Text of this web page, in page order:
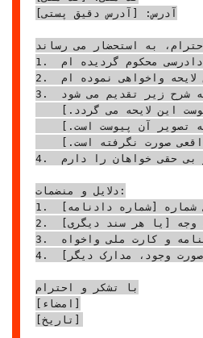
آدرس: [آدرس دقیق پستی]
به استحضار می رساند:
1.  اینجانب [نام واخواه]، خوانده پرونده به شماره [شماره پرونده]، مورخ [تاریخ صدور]، توسط این شعبه محترم به پرداخت [مبلغ وجه چک] بابت [موضوع دعوا، مثلاً مطالبه وجه چک شماره ...] و خسارات دادرسی محکوم گردیده ام.
2.  با عنایت به اینکه ابلاغ اوراق قضایی به اینجانب، ابلاغ واقعی نبوده و در هیچ یک از جلسات رسیدگی حضور نداشته و لایحه دفاعیه ای نیز تقدیم نکرده ام، رای صادره به صورت غیابی علیه اینجانب صادر شده است. اینجانب در تاریخ [تاریخ اطلاع از رای] به صورت [نحوه اطلاع، مثلاً از طریق مراجعه به دفتر خدمات قضایی] از مفاد دادنامه مطلع گردیدم و در مهلت مقرر قانونی اقدام به تقدیم این لایحه واخواهی نموده ام.
3.  دلایل و جهات واخواهی به شرح زیر تقدیم می شود:
4.  لذا، با تقدیم این لایحه، مستنداً به مواد [مواد قانونی مرتبط، مثلاً ماده ۳۰۵ قانون آیین دادرسی مدنی] از آن مقام محترم، تقاضای نقض دادنامه غیابی صادره و رسیدگی مجدد به پرونده با حضور و دفاعیات اینجانب و در نهایت صدور حکم بر بی حقی خواهان را دارم.
دلایل و منضمات:
1.  کپی مصدق دادنامه غیابی شماره [شماره دادنامه]
2.  کپی مصدق رسید پرداخت وجه [یا هر سند دیگری]
3.  کپی شناسنامه و کارت ملی واخواه
4.  [در صورت وجود، مدارک دیگر]
با تشکر و احترام
[امضاء]